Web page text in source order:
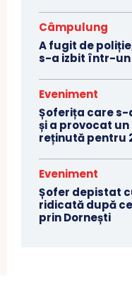
Câmpulung
A fugit de
s-a izbit într-un
Eveniment
Șoferița care
și a provocat
reținută pentru
Eveniment
Șofer depistat
ridicată după
prin Dornești